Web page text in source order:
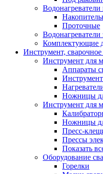
Водонагреватели
Проточные
Комплектующие
Инструмент,
Инструмент для
Аппараты
Инструмент
Ножницы
Инструмент для
Ножницы
Пресс-
Прессы
Показать
Оборудование
Горелки